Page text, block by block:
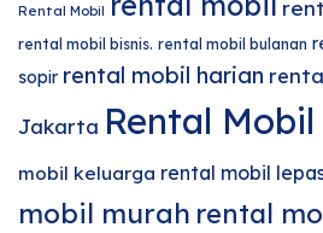
Rental Mobil
rental mobil bisnis. rental mobil bulanan
sopir rental mobil harian
Jakarta Rental
mobil keluarga rental mobil
mobil murah rental